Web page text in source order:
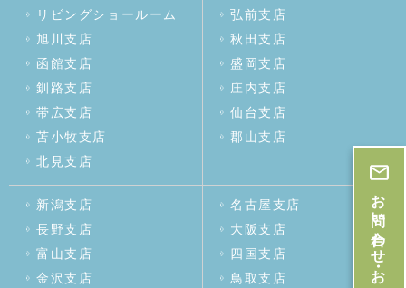
リビングショールーム
旭川支店
函館支店
釧路支店
帯広支店
苫小牧支店
北見支店
弘前支店
秋田支店
盛岡支店
庄内支店
仙台支店
郡山支店
新潟支店
長野支店
富山支店
金沢支店
名古屋支店
大阪支店
四国支店
鳥取支店
お問い合わせ・お見積